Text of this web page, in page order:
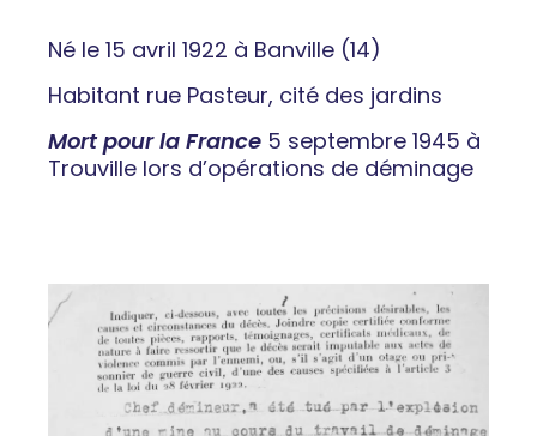
Né le 15 avril 1922 à Banville (14)
Habitant rue Pasteur, cité des jardins
Mort pour la France 5 septembre 1945 à
Trouville lors d’opérations de déminage